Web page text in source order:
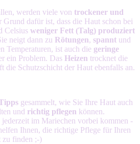
werden viele von trockener und
Grund dafür ist, dass die Haut schon bei
Celsius weniger Fett (Talg) produziert
neigt dann zu Rötungen, spannt und
Temperaturen, ist auch die geringe
ein Problem. Das Heizen trocknet die
die Schutzschicht der Haut ebenfalls an.
gesammelt, wie Sie Ihre Haut auch
und richtig pflegen können.
im Mariechen vorbei kommen -
Ihnen, die richtige Pflege für Ihren
zu finden ;-)